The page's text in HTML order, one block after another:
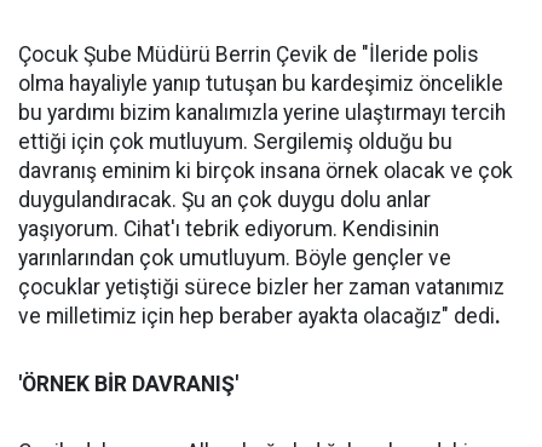
Çocuk Şube Müdürü Berrin Çevik de "İleride polis
olma hayaliyle yanıp tutuşan bu kardeşimiz öncelikle
bu yardımı bizim kanalımızla yerine ulaştırmayı tercih
ettiği için çok mutluyum. Sergilemiş olduğu bu
davranış eminim ki birçok insana örnek olacak ve çok
duygulandıracak. Şu an çok duygu dolu anlar
yaşıyorum. Cihat'ı tebrik ediyorum. Kendisinin
yarınlarından çok umutluyum. Böyle gençler ve
çocuklar yetiştiği sürece bizler her zaman vatanımız
ve milletimiz için hep beraber ayakta olacağız" dedi.
'ÖRNEK BİR DAVRANIŞ'